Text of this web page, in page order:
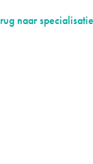
naar specialisatie